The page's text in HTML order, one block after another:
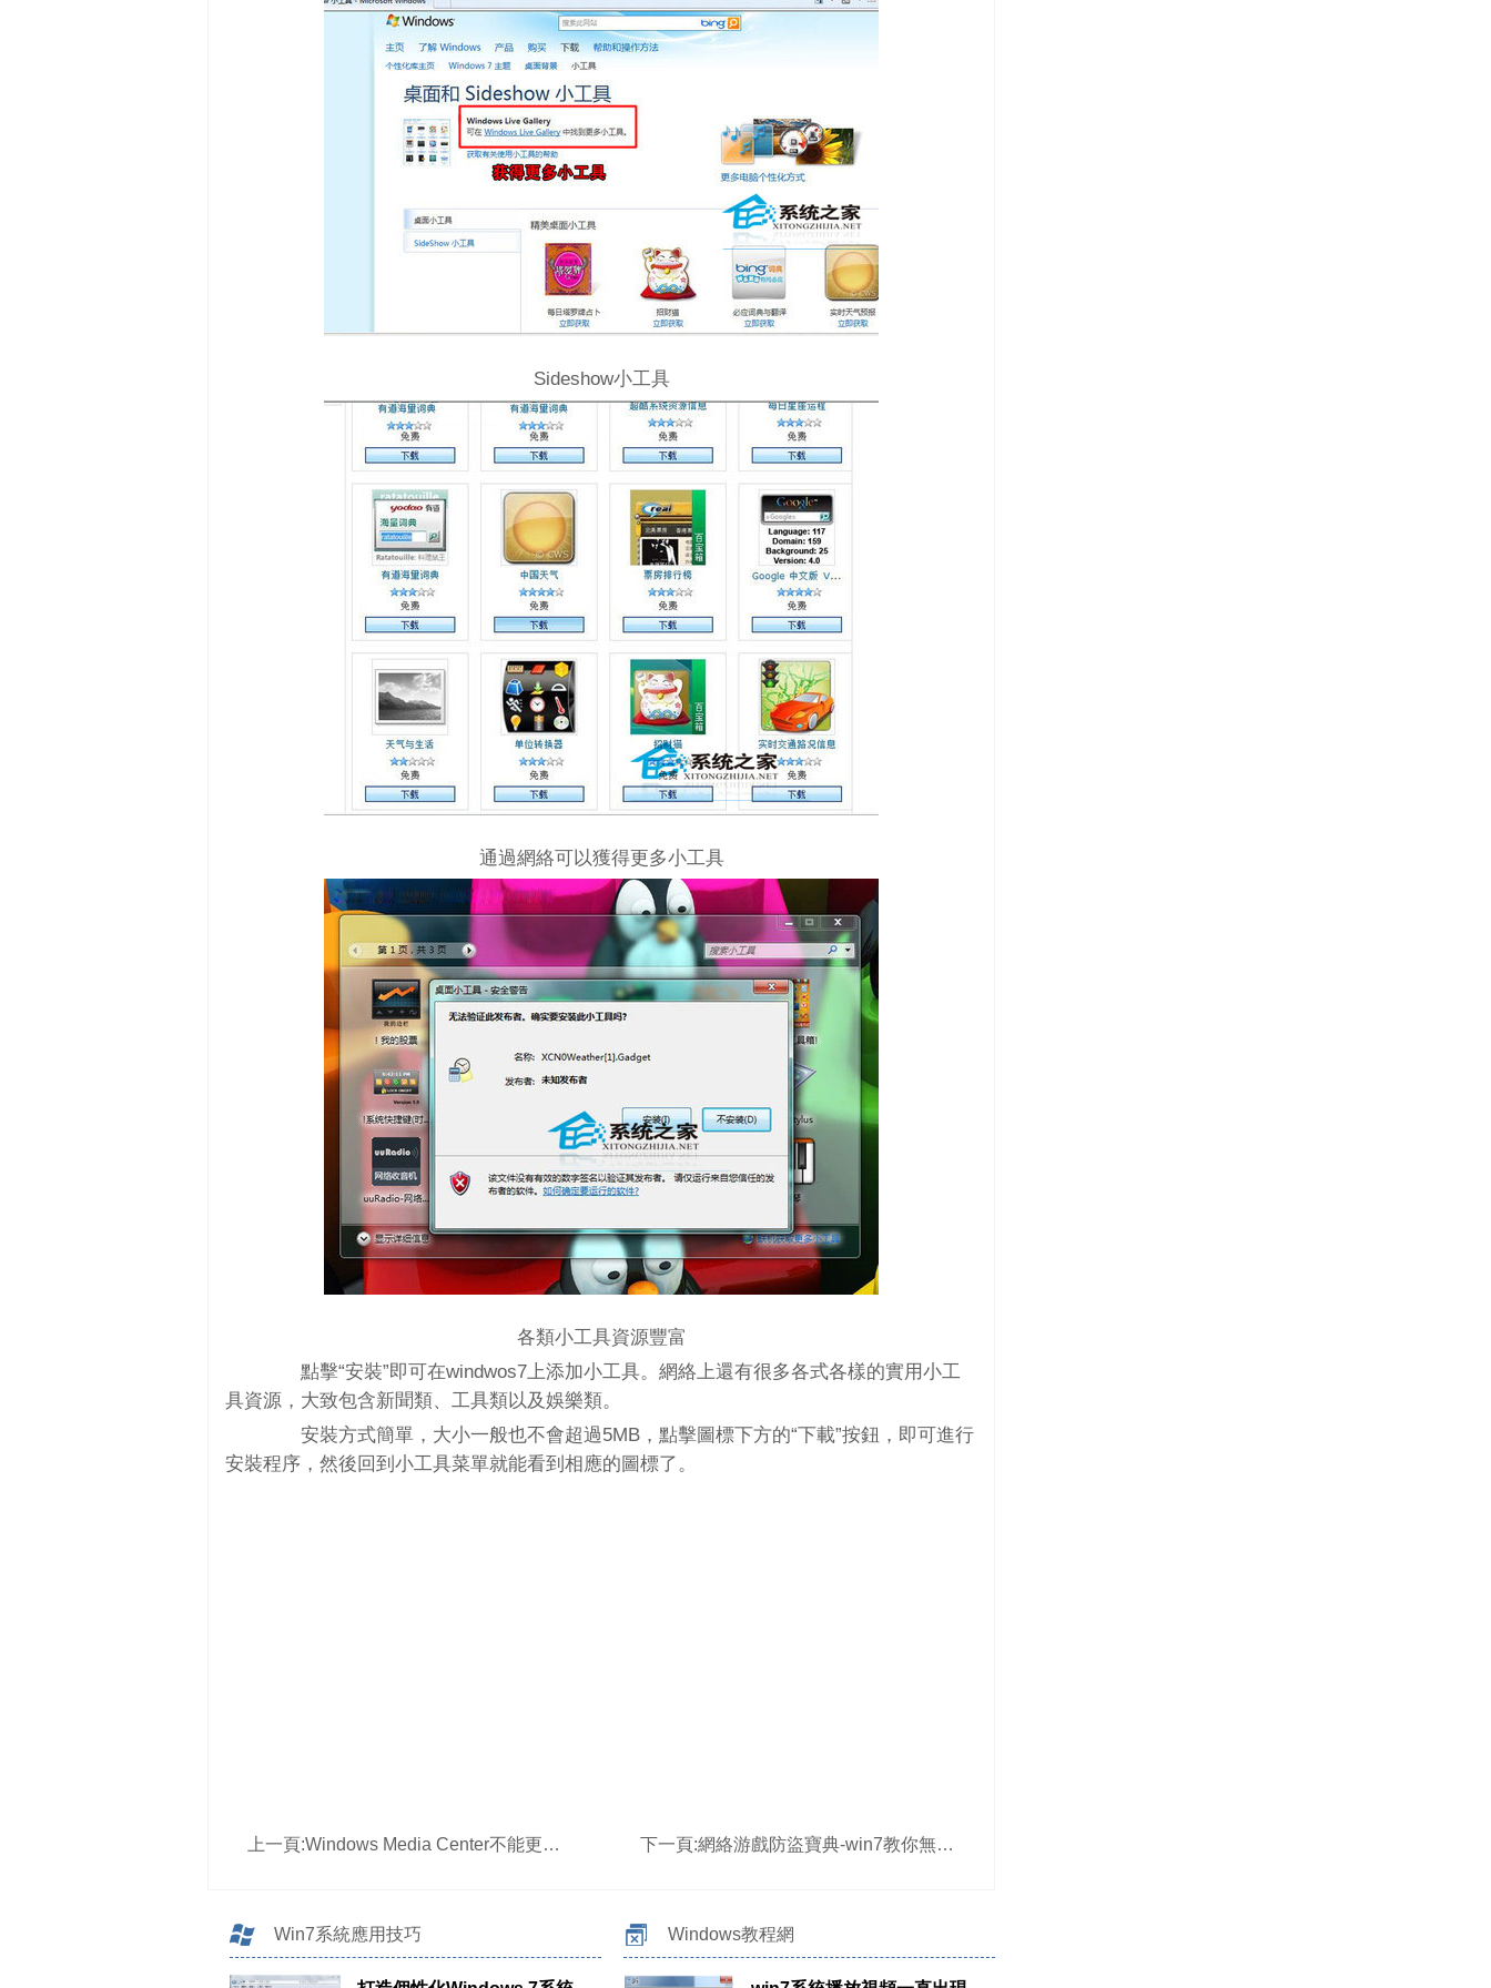
Sideshow小工具
通過網絡可以獲得更多小工具
各類小工具資源豐富
點擊“安裝”即可在windwos7上添加小工具。網絡上還有很多各式各樣的實用小工
具資源，大致包含新聞類、工具類以及娛樂類。
安裝方式簡單，大小一般也不會超過5MB，點擊圖標下方的“下載”按鈕，即可進行
安裝程序，然後回到小工具菜單就能看到相應的圖標了。
上一頁:Windows Media Center不能更新，及一些常見的問題解決方法 下一頁:網絡游戲防盜寶典-win7教你無壓力的保護游戲賬號
Win7系統應用技巧 Windows教程網